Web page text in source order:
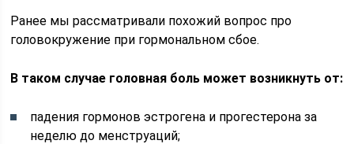
Ранее мы рассматривали похожий вопрос про
головокружение при гормональном сбое.
В таком случае головная боль может возникнуть от:
падения гормонов эстрогена и прогестерона за
неделю до менструаций;